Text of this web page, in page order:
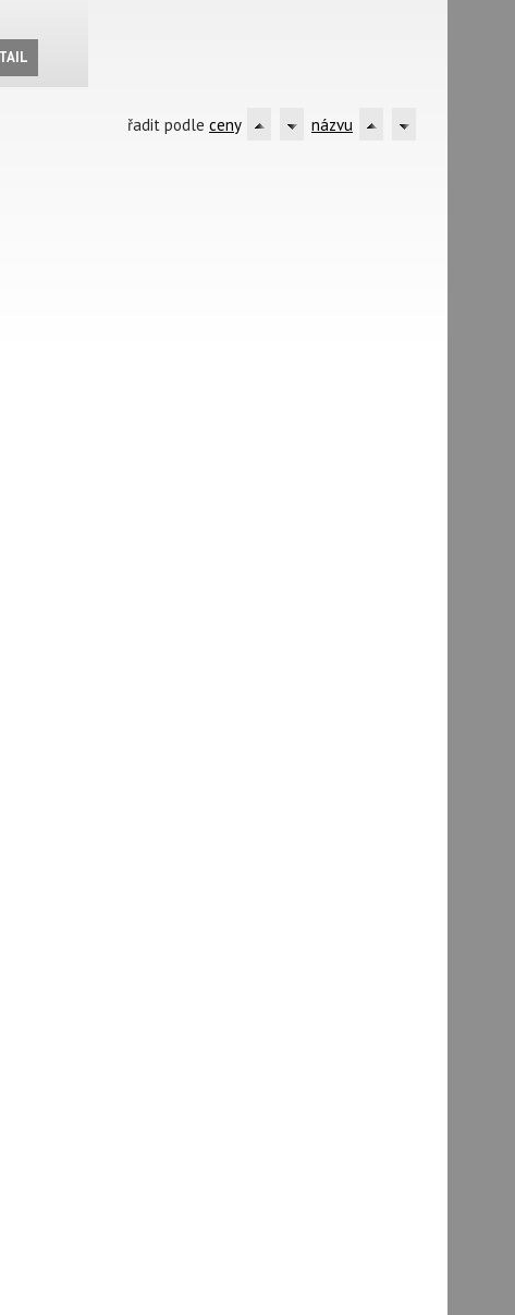
řadit podle ceny názvu